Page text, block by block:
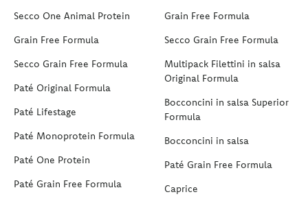
Secco One Animal Protein
Grain Free Formula
Secco Grain Free Formula
Paté Original Formula
Paté Lifestage
Paté Monoprotein Formula
Paté One Protein
Paté Grain Free Formula
Grain Free Formula
Secco Grain Free Formula
Multipack Filettini in salsa
Original Formula
Bocconcini in salsa Superior
Formula
Bocconcini in salsa
Paté Grain Free Formula
Caprice